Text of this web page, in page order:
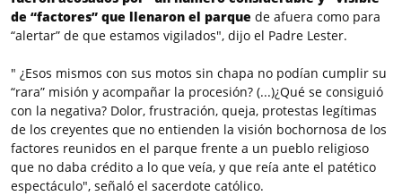
de “factores” que llenaron el parque de afuera como para
“alertar” de que estamos vigilados", dijo el Padre Lester.
" ¿Esos mismos con sus motos sin chapa no podían cumplir su
“rara” misión y acompañar la procesión? (...)¿Qué se consiguió
con la negativa? Dolor, frustración, queja, protestas legítimas
de los creyentes que no entienden la visión bochornosa de los
factores reunidos en el parque frente a un pueblo religioso
que no daba crédito a lo que veía, y que reía ante el patético
espectáculo", señaló el sacerdote católico.